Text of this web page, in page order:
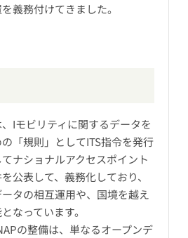
義務付けてきました。
Iモビリティに関するデータを
「規則」としてITS指令を発行
ナショナルアクセスポイント
公表して、義務化しており、
タの相互運用や、国境を越え
なっています。
の整備は、単なるオープンデ